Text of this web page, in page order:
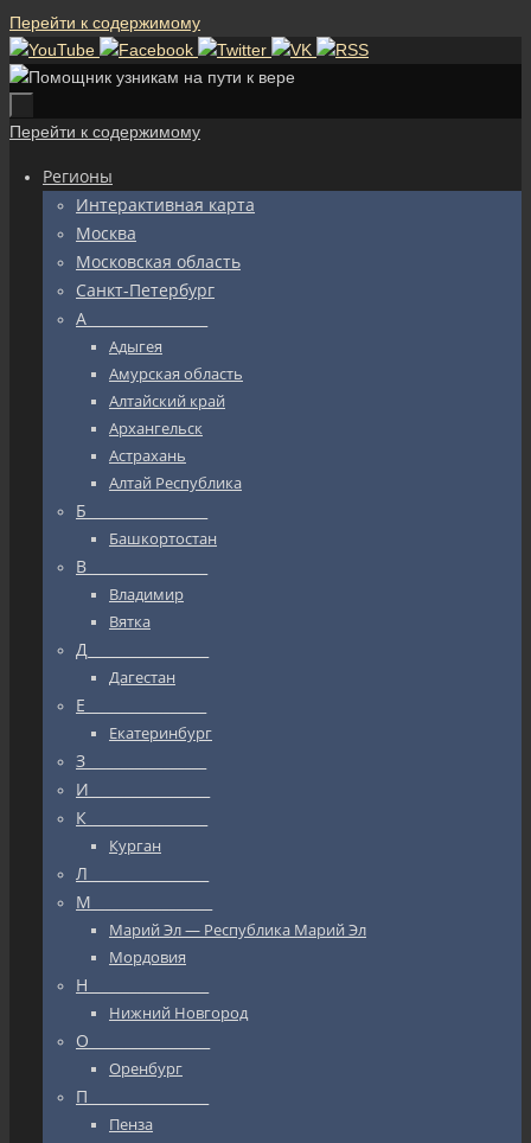
Перейти к содержимому
Перейти к содержимому
Регионы
Интерактивная карта
Москва
Московская область
Санкт-Петербург
А_________________
Адыгея
Амурская область
Алтайский край
Архангельск
Астрахань
Алтай Республика
Б_________________
Башкортостан
В_________________
Владимир
Вятка
Д_________________
Дагестан
Е_________________
Екатеринбург
З_________________
И_________________
К_________________
Курган
Л_________________
М_________________
Марий Эл — Республика Марий Эл
Мордовия
Н_________________
Нижний Новгород
О_________________
Оренбург
П_________________
Пенза